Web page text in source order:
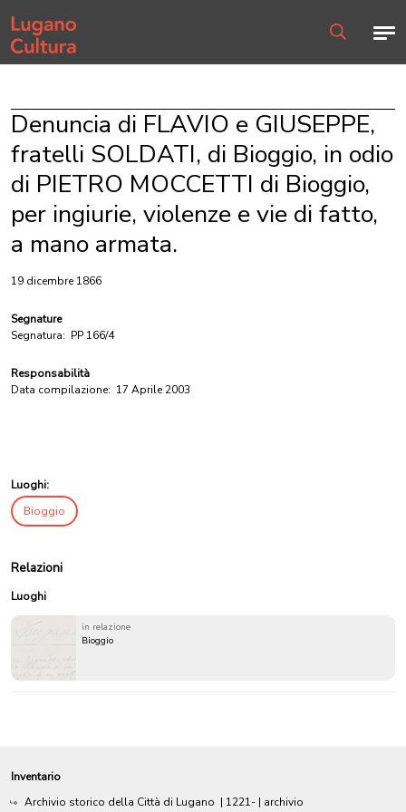
Home page
Denuncia di FLAVIO e GIUSEPPE,
fratelli SOLDATI, di Bioggio, in odio
di PIETRO MOCCETTI di Bioggio,
per ingiurie, violenze e vie di fatto,
a mano armata.
19 dicembre 1866
Segnature
Segnatura: PP 166/4
Responsabilità
Data compilazione: 17 Aprile 2003
Luoghi:
Bioggio
Relazioni
Luoghi
in relazione
Bioggio
Inventario
Archivio storico della Città di Lugano | 1221- | archivio